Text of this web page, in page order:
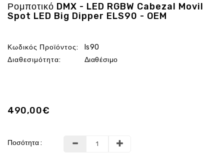
Ρομποτικό DMX - LED RGBW Cabezal Movil
Spot LED Big Dipper ELS90 - OEM
Κωδικός Προϊόντος:
ls90
Διαθεσιμότητα:
Διαθέσιμο
490,00€
Ποσότητα :